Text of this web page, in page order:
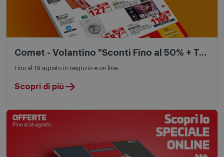
Comet - Volantino "Sconti Fino al 50% + Tasso Zero"
Fino al 19 agosto in negozio e on line
Scopri di più